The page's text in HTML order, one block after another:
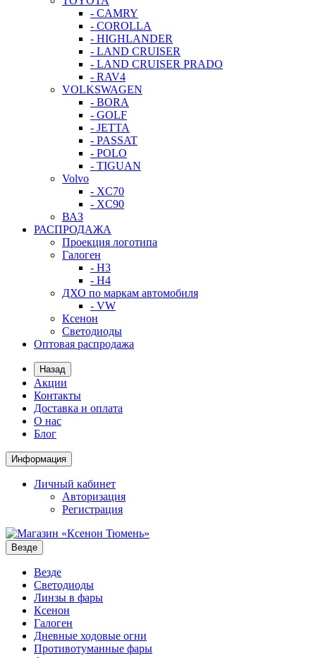
- CAMRY
- COROLLA
- HIGHLANDER
- LAND CRUISER
- LAND CRUISER PRADO
- RAV4
VOLKSWAGEN
- BORA
- GOLF
- JETTA
- PASSAT
- POLO
- TIGUAN
Volvo
- XC70
- XC90
ВАЗ
РАСПРОДАЖА
Проекция логотипа
Галоген
- H3
- H4
ДХО по маркам автомобиля
- VW
Ксенон
Светодиоды
Оптовая распродажа
Назад
Акции
Контакты
Доставка и оплата
О нас
Блог
Информация
Личный кабинет
Авторизация
Регистрация
Везде
Везде
Светодиоды
Линзы в фары
Ксенон
Галоген
Дневные ходовые огни
Противотуманные фары